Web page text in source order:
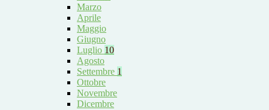
Marzo
Aprile
Maggio
Giugno
Luglio 10
Agosto
Settembre 1
Ottobre
Novembre
Dicembre